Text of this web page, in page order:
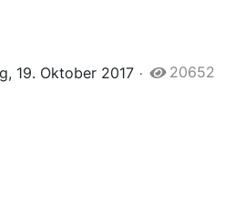
19. Oktober 2017 20652